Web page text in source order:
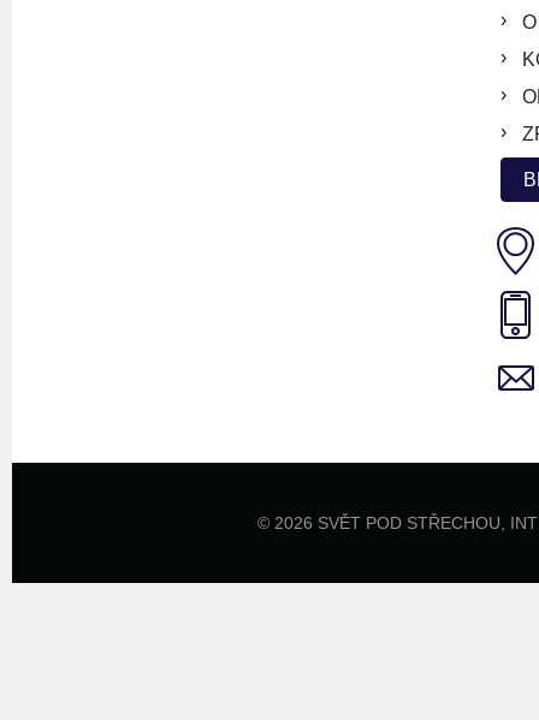
© 2026 SVĚT POD STŘECHOU,